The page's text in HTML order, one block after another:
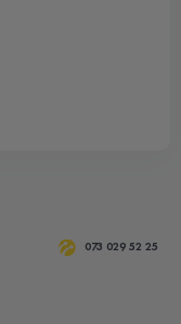
073 029 52 25